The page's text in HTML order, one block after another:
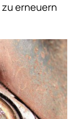
erneuern